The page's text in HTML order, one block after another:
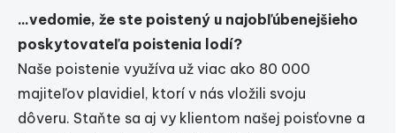
...vedomie, že ste poistený u najobľúbenejšieho
poskytovateľa poistenia lodí?
Naše poistenie využíva už viac ako 80 000
majiteľov plavidiel, ktorí v nás vložili svoju
dôveru. Staňte sa aj vy klientom našej poisťovne a